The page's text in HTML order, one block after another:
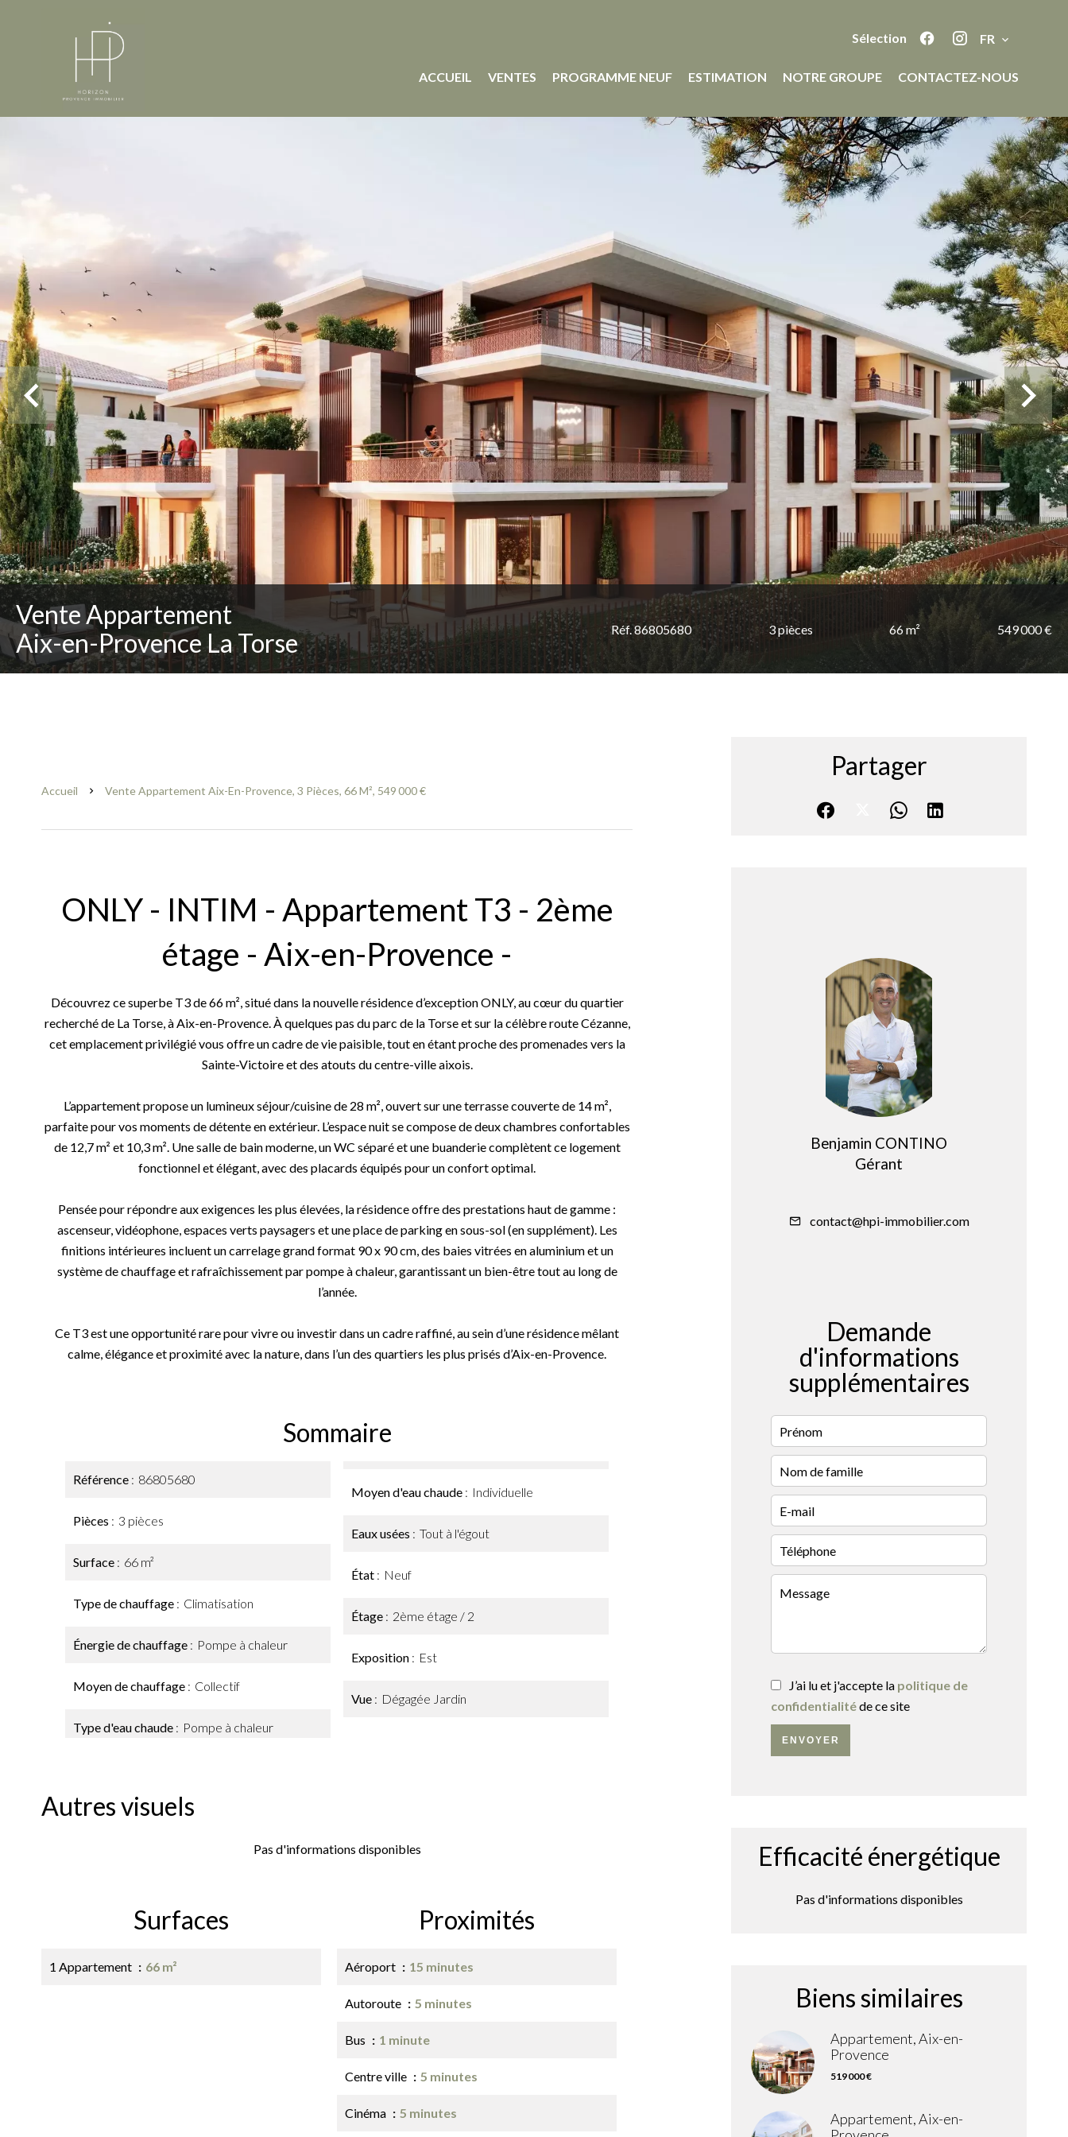
Sélection FR
ACCUEIL VENTES PROGRAMME NEUF ESTIMATION NOTRE GROUPE CONTACTEZ-NOUS
Vente Appartement
Aix-en-Provence La Torse
Réf. 86805680 3 pièces 66 m² 549 000 €
Accueil Vente Appartement Aix-En-Provence, 3 Pièces, 66 M², 549 000 €
ONLY - INTIM - Appartement T3 - 2ème
étage - Aix-en-Provence -
Découvrez ce superbe T3 de 66 m², situé dans la nouvelle résidence d’exception ONLY, au cœur du quartier
recherché de La Torse, à Aix-en-Provence. À quelques pas du parc de la Torse et sur la célèbre route Cézanne,
cet emplacement privilégié vous offre un cadre de vie paisible, tout en étant proche des promenades vers la
Sainte-Victoire et des atouts du centre-ville aixois.
L’appartement propose un lumineux séjour/cuisine de 28 m², ouvert sur une terrasse couverte de 14 m²,
parfaite pour vos moments de détente en extérieur. L’espace nuit se compose de deux chambres confortables
de 12,7 m² et 10,3 m². Une salle de bain moderne, un WC séparé et une buanderie complètent ce logement
fonctionnel et élégant, avec des placards équipés pour un confort optimal.
Pensée pour répondre aux exigences les plus élevées, la résidence offre des prestations haut de gamme :
ascenseur, vidéophone, espaces verts paysagers et une place de parking en sous-sol (en supplément). Les
finitions intérieures incluent un carrelage grand format 90 x 90 cm, des baies vitrées en aluminium et un
système de chauffage et rafraîchissement par pompe à chaleur, garantissant un bien-être tout au long de
l’année.
Ce T3 est une opportunité rare pour vivre ou investir dans un cadre raffiné, au sein d’une résidence mêlant
calme, élégance et proximité avec la nature, dans l’un des quartiers les plus prisés d’Aix-en-Provence.
Sommaire
Référence 86805680
Pièces 3 pièces
Surface 66 m²
Type de chauffage Climatisation
Énergie de chauffage Pompe à chaleur
Moyen de chauffage Collectif
Type d'eau chaude Pompe à chaleur
Moyen d'eau chaude Individuelle
Eaux usées Tout à l'égout
État Neuf
Étage 2ème étage / 2
Exposition Est
Vue Dégagée Jardin
Autres visuels
Pas d'informations disponibles
Surfaces
1 Appartement 66 m²
Proximités
Aéroport 15 minutes
Autoroute 5 minutes
Bus 1 minute
Centre ville 5 minutes
Cinéma 5 minutes
Partager
Benjamin CONTINO
Gérant
contact@hpi-immobilier.com
Demande
d'informations
supplémentaires
J’ai lu et j'accepte la politique de
confidentialitéde ce site
ENVOYER
Efficacité énergétique
Pas d'informations disponibles
Biens similaires
Appartement, Aix-en-
Provence
519 000 €
Appartement, Aix-en-